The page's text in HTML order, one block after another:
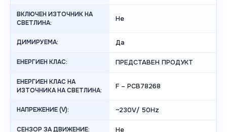
ВКЛЮЧЕН ИЗТОЧНИК НА
СВЕТЛИНА:
Не
ДИМИРУЕМА: Да
ЕНЕРГИЕН КЛАС: ПРЕДСТАВЕН ПРОДУКТ
ЕНЕРГИЕН КЛАС НА
ИЗТОЧНИКА НА СВЕТЛИНА:
F – PCB78268
НАПРЕЖЕНИЕ (V): ~230V/ 50Hz
СЕНЗОР ЗА ДВИЖЕНИЕ: Не